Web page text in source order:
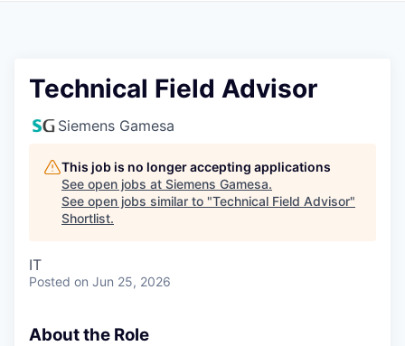
Technical Field Advisor
Siemens Gamesa
This job is no longer accepting applications
See open jobs at Siemens Gamesa.
See open jobs similar to "Technical Field Advisor"
Shortlist.
IT
Posted on Jun 25, 2026
About the Role